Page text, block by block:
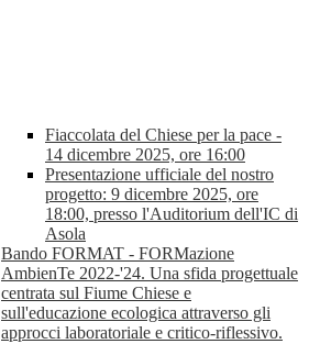
Fiaccolata del Chiese per la pace -
14 dicembre 2025, ore 16:00
Presentazione ufficiale del nostro
progetto: 9 dicembre 2025, ore
18:00, presso l'Auditorium dell'IC di
Asola
Bando FORMAT - FORMazione
AmbienTe 2022-'24. Una sfida progettuale
centrata sul Fiume Chiese e
sull'educazione ecologica attraverso gli
approcci laboratoriale e critico-riflessivo.